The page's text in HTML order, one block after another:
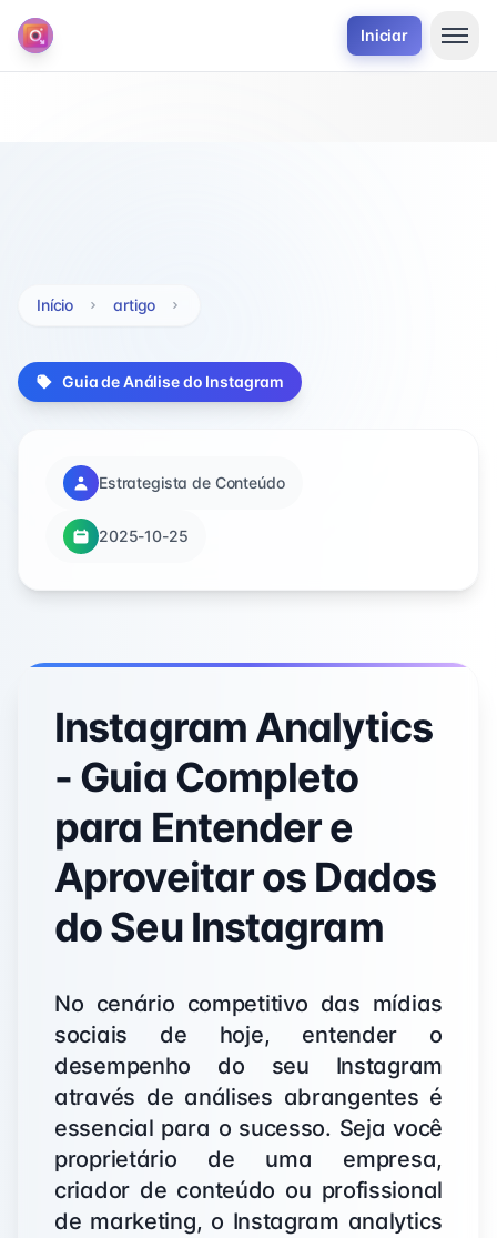
Iniciar
Início artigo
Guia de Análise do Instagram
Estrategista de Conteúdo
2025-10-25
Instagram Analytics
- Guia Completo
para Entender e
Aproveitar os Dados
do Seu Instagram
No cenário competitivo das mídias
sociais de hoje, entender o
desempenho do seu Instagram
através de análises abrangentes é
essencial para o sucesso. Seja você
proprietário de uma empresa,
criador de conteúdo ou profissional
de marketing, o Instagram analytics